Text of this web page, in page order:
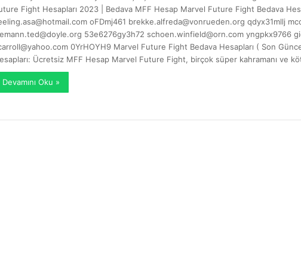
Fight Hesapları 2023 | Bedava MFF Hesap Marvel Future Fight Bedava
oFDmj461 brekke.alfreda@vonrueden.org qdyx31mllj
53e6276gy3h72 schoen.winfield@orn.comyngpkx9766
0YrHOYH9 Marvel Future Fight Bedava Hesapları ( Son
Ücretsiz MFF Hesap Marvel Future Fight, birçok süper kahramanı ve
Devamını Oku »